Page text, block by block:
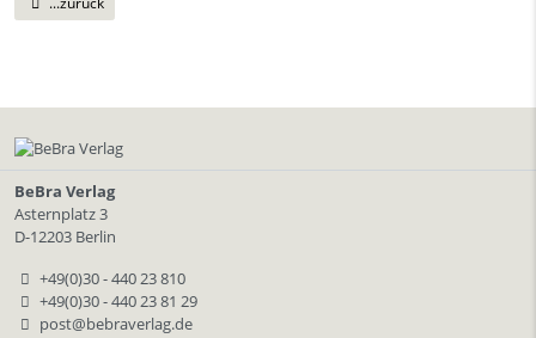
BeBra Verlag
Asternplatz 3
D-12203 Berlin
+49(0)30 - 440 23 810
+49(0)30 - 440 23 81 29
post@bebraverlag.de